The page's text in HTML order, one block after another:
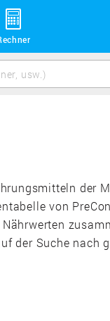
der
von
der Suche